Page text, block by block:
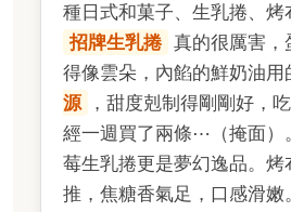
種日式和菓子、生乳捲、烤
招牌生乳捲 真的很厲害，
得像雲朵，內餡的鮮奶油用
源
，甜度剋制得剛剛好，
經一週買了兩條⋯（掩面）
莓生乳捲更是夢幻逸品。烤
推，焦糖香氣足，口感滑嫩